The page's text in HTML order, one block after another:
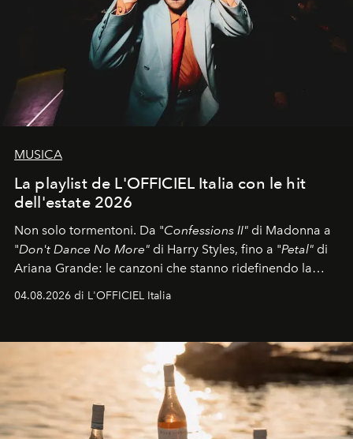
MUSICA
La playlist de L'OFFICIEL Italia con le hit
dell'estate 2026
Non solo tormentoni. Da "Confessions II" di Madonna a
"Don't Dance No More" di Harry Styles, fino a "Petal" di
Ariana Grande: le canzoni che stanno ridefinendo la
colonna sonora della stagione.
04.08.2026 di L'OFFICIEL Italia